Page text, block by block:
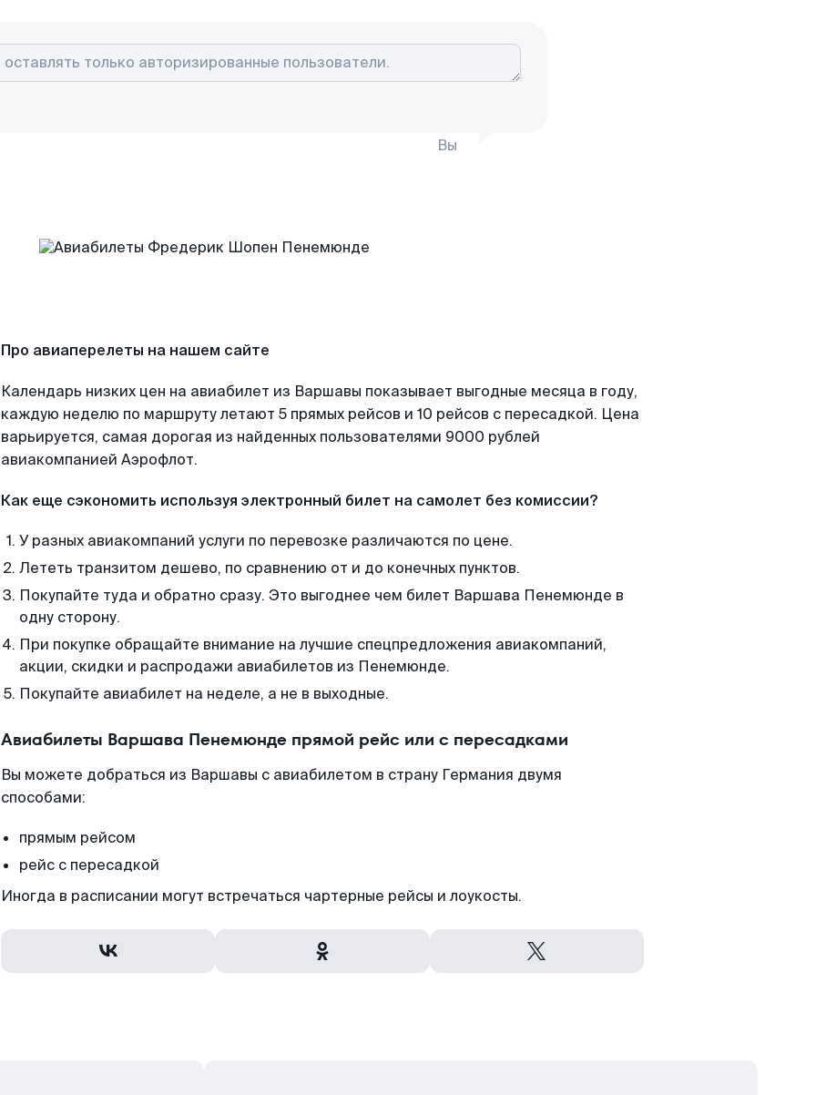
Вы
Про авиаперелеты на нашем сайте
Календарь низких цен на авиабилет из Варшавы показывает выгодные месяца в году,
каждую неделю по маршруту летают 5 прямых рейсов и 10 рейсов с пересадкой. Цена
варьируется, самая дорогая из найденных пользователями 9000 рублей
авиакомпанией Аэрофлот.
Как еще сэкономить используя электронный билет на самолет без комиссии?
У разных авиакомпаний услуги по перевозке различаются по цене.
Лететь транзитом дешево, по сравнению от и до конечных пунктов.
Покупайте туда и обратно сразу. Это выгоднее чем билет Варшава Пенемюнде в
одну сторону.
При покупке обращайте внимание на лучшие спецпредложения авиакомпаний,
акции, скидки и распродажи авиабилетов из Пенемюнде.
Покупайте авиабилет на неделе, а не в выходные.
Авиабилеты Варшава Пенемюнде прямой рейс или с пересадками
Вы можете добраться из Варшавы с авиабилетом в страну Германия двумя
способами:
прямым рейсом
рейс с пересадкой
Иногда в расписании могут встречаться чартерные рейсы и лоукосты.